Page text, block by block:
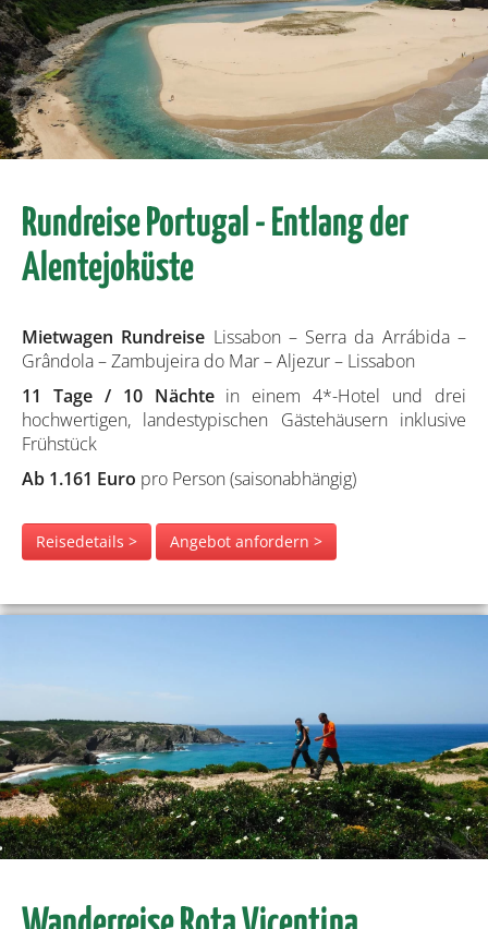
Rundreise Portugal - Entlang der
Alentejoküste
Mietwagen Rundreise Lissabon – Serra da Arrábida –
Grândola – Zambujeira do Mar – Aljezur – Lissabon
11 Tage / 10 Nächtein einem 4*-Hotel und drei
hochwertigen, landestypischen Gästehäusern inklusive
Frühstück
Ab 1.161 Euro pro Person (saisonabhängig)
Reisedetails > Angebot anfordern >